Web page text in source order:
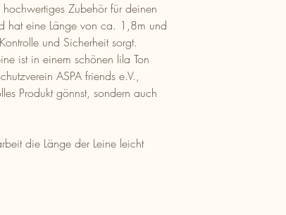
Zubehör für deinen
hat eine Länge von ca. 1,8m und
und Sicherheit sorgt.
ist in einem schönen lila Ton
ASPA friends e.V.,
Produkt gönnst, sondern auch
die Länge der Leine leicht